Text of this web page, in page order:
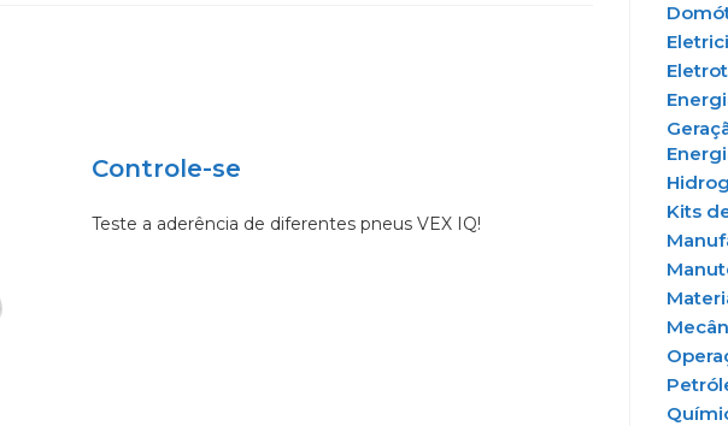
Controle-se
Teste a aderência de diferentes pneus VEX IQ!
Kits